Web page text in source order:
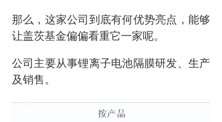
那么，这家公司到底有何优势亮点，能够
让盖茨基金偏偏看重它一家呢。
公司主要从事锂离子电池隔膜研发、生产
及销售。